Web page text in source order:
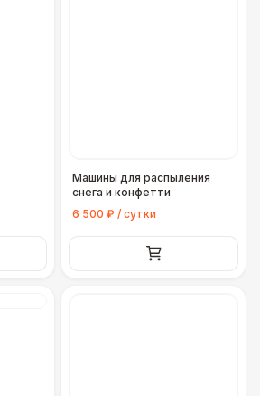
Машины для распыления
снега и конфетти
6 500 ₽ / сутки